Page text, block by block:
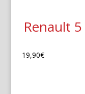
Renault
19,90€